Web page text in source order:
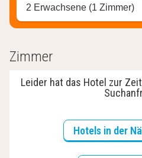
2 Erwachsene (1 Zimmer)
Zimmer
Leider hat das Hotel zur
Hotels in der